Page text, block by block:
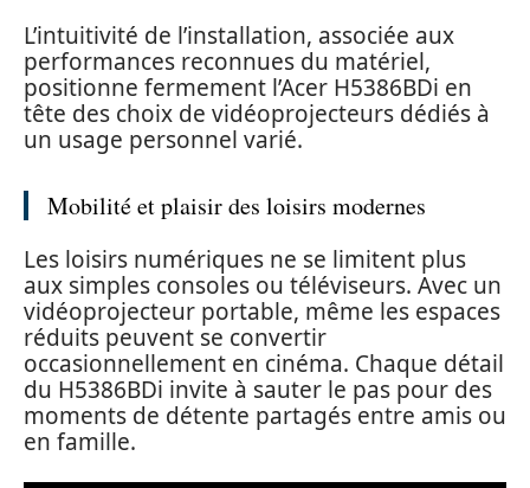
L’intuitivité de l’installation, associée aux
performances reconnues du matériel,
positionne fermement l’Acer H5386BDi en
tête des choix de vidéoprojecteurs dédiés à
un usage personnel varié.
Mobilité et plaisir des loisirs modernes
Les loisirs numériques ne se limitent plus
aux simples consoles ou téléviseurs. Avec un
vidéoprojecteur portable, même les espaces
réduits peuvent se convertir
occasionnellement en cinéma. Chaque détail
du H5386BDi invite à sauter le pas pour des
moments de détente partagés entre amis ou
en famille.